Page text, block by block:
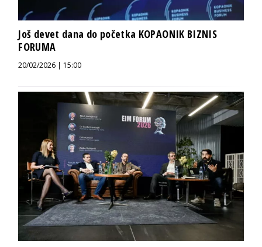
Još devet dana do početka KOPAONIK BIZNIS
FORUMA
20/02/2026 | 15:00